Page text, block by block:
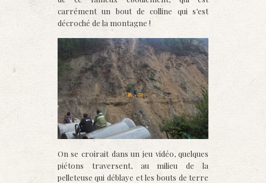
carrément un bout de colline qui s’est
décroché de la montagne !
On se croirait dans un jeu vidéo, quelques
piétons traversent, au milieu de la
pelleteuse qui déblaye et les bouts de terre